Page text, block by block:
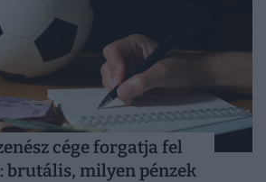
cége forgatja fel
brutális, milyen pénzek